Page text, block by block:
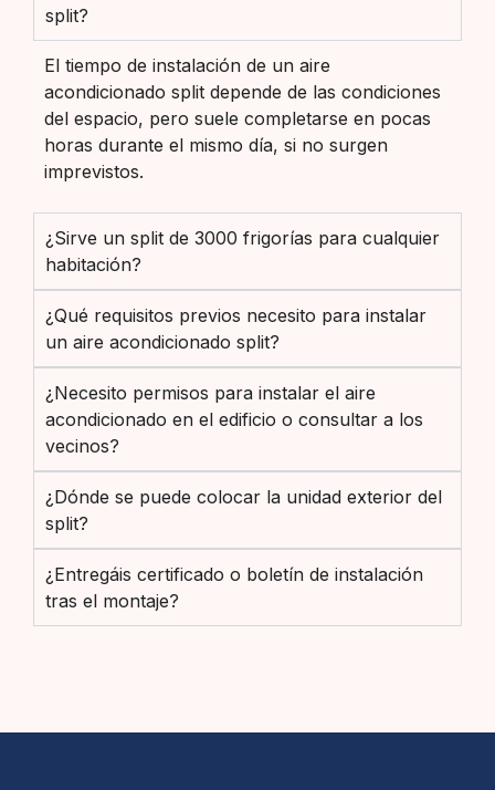
split?
El tiempo de instalación de un aire
acondicionado split depende de las condiciones
del espacio, pero suele completarse en pocas
horas durante el mismo día, si no surgen
imprevistos.
¿Sirve un split de 3000 frigorías para cualquier
habitación?
¿Qué requisitos previos necesito para instalar
un aire acondicionado split?
¿Necesito permisos para instalar el aire
acondicionado en el edificio o consultar a los
vecinos?
¿Dónde se puede colocar la unidad exterior del
split?
¿Entregáis certificado o boletín de instalación
tras el montaje?